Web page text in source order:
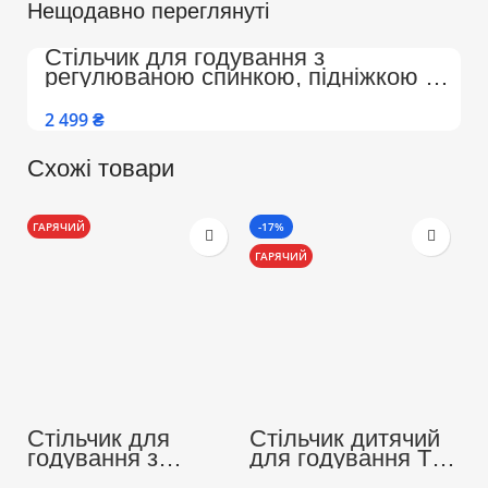
Нещодавно переглянуті
Стільчик для годування з
регулюваною спинкою, підніжкою на
колесах Преміум (Бежево-Білий)
₴
Схожі товари
ГАРЯЧИЙ
Стільчик для
годування з
регулюваною
-17%
ГАРЯЧИЙ
Стільчик дитячий
для годування ТМ
Colombokid з